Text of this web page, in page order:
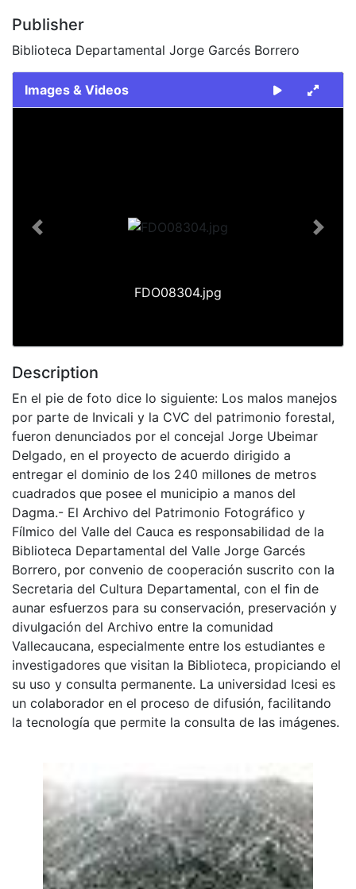
Publisher
Biblioteca Departamental Jorge Garcés Borrero
Images & Videos
FDO08304.jpg
Previous Next
Description
En el pie de foto dice lo siguiente: Los malos manejos
por parte de Invicali y la CVC del patrimonio forestal,
fueron denunciados por el concejal Jorge Ubeimar
Delgado, en el proyecto de acuerdo dirigido a
entregar el dominio de los 240 millones de metros
cuadrados que posee el municipio a manos del
Dagma.- El Archivo del Patrimonio Fotográfico y
Fílmico del Valle del Cauca es responsabilidad de la
Biblioteca Departamental del Valle Jorge Garcés
Borrero, por convenio de cooperación suscrito con la
Secretaria del Cultura Departamental, con el fin de
aunar esfuerzos para su conservación, preservación y
divulgación del Archivo entre la comunidad
Vallecaucana, especialmente entre los estudiantes e
investigadores que visitan la Biblioteca, propiciando el
su uso y consulta permanente. La universidad Icesi es
un colaborador en el proceso de difusión, facilitando
la tecnología que permite la consulta de las imágenes.